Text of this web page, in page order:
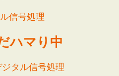
信号処理
ハマり中
ジタル信号処理